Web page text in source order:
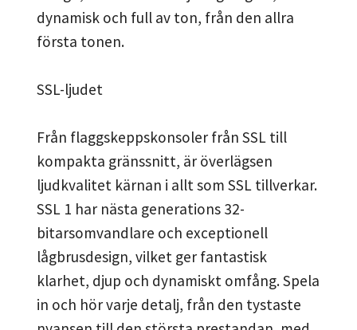
dynamisk och full av ton, från den allra
första tonen.
SSL-ljudet
Från flaggskeppskonsoler från SSL till
kompakta gränssnitt, är överlägsen
ljudkvalitet kärnan i allt som SSL tillverkar.
SSL 1 har nästa generations 32-
bitarsomvandlare och exceptionell
lågbrusdesign, vilket ger fantastisk
klarhet, djup och dynamiskt omfång. Spela
in och hör varje detalj, från den tystaste